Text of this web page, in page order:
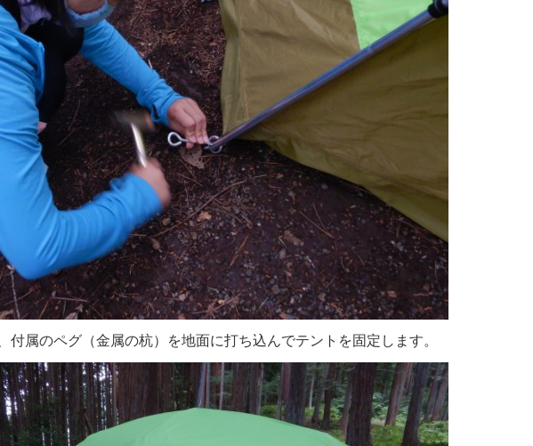
付属のペグ（金属の杭）を地面に打ち込んでテントを固定します。